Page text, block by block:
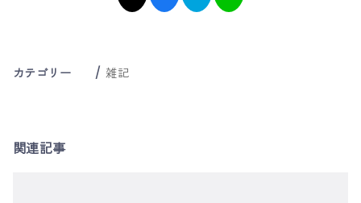
カテゴリー 雑記
関連記事